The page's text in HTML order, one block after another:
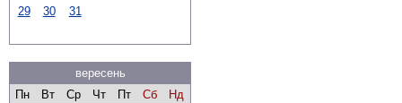
29
30 31
вересень
Пн
Вт Ср Чт Пт Сб
Нд